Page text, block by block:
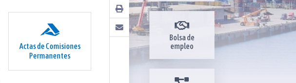
Actas de Comisiones
Permanentes
Bolsa de
empleo